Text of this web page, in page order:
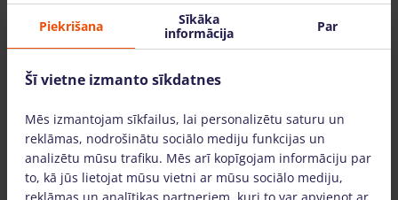
Tehnika darbam augstumā – pieejama visā
Latvijā
ĀTRĀ TORŅU SERVISA filiāles ir atrodamas
lielākajās Latvijas pilsētās. Tehniku piegādājam
Piekrišana
Sīkāka
informācija
Par
Šī vietne izmanto sīkdatnes
Mēs izmantojam sīkfailus, lai personalizētu saturu un
reklāmas, nodrošinātu sociālo mediju funkcijas un
analizētu mūsu trafiku. Mēs arī kopīgojam informāciju par
to, kā jūs lietojat mūsu vietni ar mūsu sociālo mediju,